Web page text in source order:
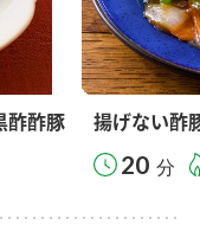
酢酢豚 揚げない酢
20 分